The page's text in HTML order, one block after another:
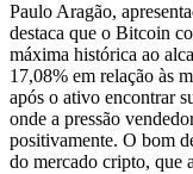
Paulo Aragão,
destaca que o Bitcoin
máxima histórica ao
17,08% em relação às
após o ativo encontrar
onde a pressão
positivamente. O bom
do mercado cripto, que